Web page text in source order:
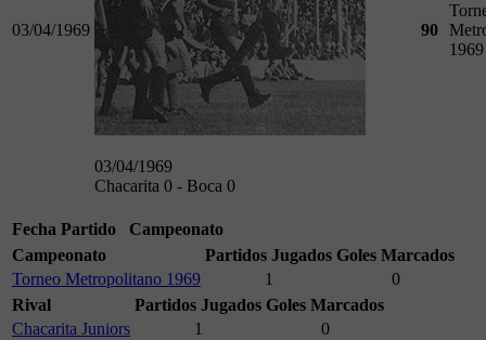
03/04/1969
03/04/1969
Chacarita 0 - Boca 0
90
1969
Fecha Partido
Campeonato
Campeonato
Partidos Jugados Goles Marcados
Torneo Metropolitano 1969
1
0
Rival
Partidos Jugados Goles Marcados
Chacarita Juniors
1
0